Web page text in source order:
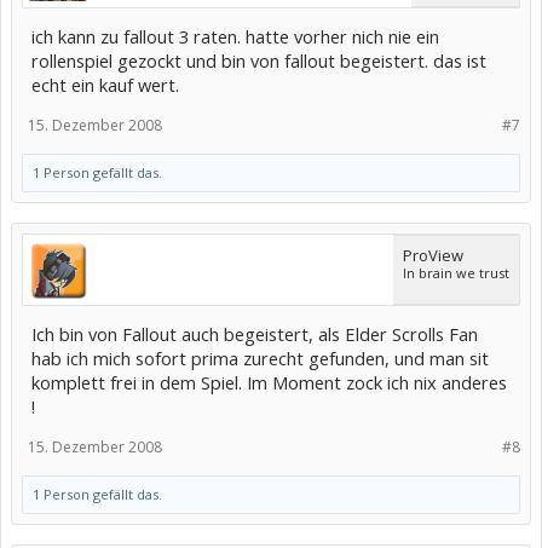
ich kann zu fallout 3 raten. hatte vorher nich nie ein
rollenspiel gezockt und bin von fallout begeistert. das ist
echt ein kauf wert.
#7
15. Dezember 2008
1 Person gefällt das.
ProView
In brain we trust
Ich bin von Fallout auch begeistert, als Elder Scrolls Fan
hab ich mich sofort prima zurecht gefunden, und man sit
komplett frei in dem Spiel. Im Moment zock ich nix anderes
!
#8
15. Dezember 2008
1 Person gefällt das.